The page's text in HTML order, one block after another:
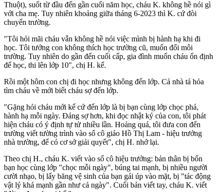
Thuột), suốt từ đầu đến gần cuối năm học, cháu K. không hề nói gì
với cha mẹ. Tuy nhiên khoảng giữa tháng 6-2023 thì K. cứ đòi
chuyển trường.
"Tôi hỏi mãi cháu vẫn không hề nói việc mình bị hành hạ khi đi
học. Tôi tưởng con không thích học trường cũ, muốn đổi môi
trường. Tuy nhiên do gần đến cuối cấp, gia đình muốn cháu ổn định
để học, thi lên lớp 10", chị H. kể.
Rồi một hôm con chị đi học nhưng không đến lớp. Cả nhà tá hỏa
tìm cháu về mới biết cháu sợ đến lớp.
"Gặng hỏi cháu mới kể cứ đến lớp là bị bạn cùng lớp chọc phá,
hành hạ mỗi ngày. Đáng sợ hơn, khi đọc nhật ký của con, tôi phát
hiện cháu có ý định t‌ּự t‌ּử nhiều lần. Hoảng quá, tôi đưa con đến
trường viết tường trình vào sổ cô giáo Hồ Thị Lam - hiệu trưởng
nhà trường, để có cơ sở giải quyết", chị H. nhớ lại.
Theo chị H., cháu K. viết vào sổ cô hiệu trưởng: bản thân bị bốn
bạn học cùng lớp "chọc mỗi ngày", búng tai mạnh, bị nhiều người
cười nhạo, bị lấy băng vệ sinh của bạn gái úp vào mặt, bị "tác động
vật lý khá mạnh gần như cả ngày". Cuối bản viết tay, cháu K. viết